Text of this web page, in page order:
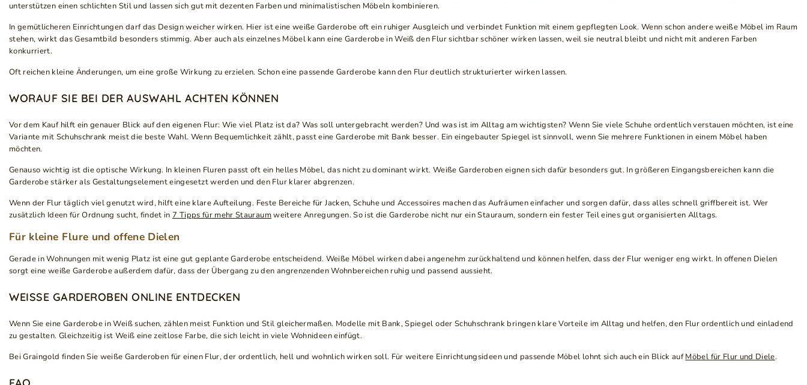
unterstützen einen schlichten Stil und lassen sich gut mit dezenten Farben und minimalistischen Möbeln kombinieren.
In gemütlicheren Einrichtungen darf das Design weicher wirken. Hier ist eine weiße Garderobe oft ein ruhiger Ausgleich und verbindet Funktion mit einem gepflegten Look. Wenn schon andere weiße Möbel im Raum
stehen, wirkt das Gesamtbild besonders stimmig. Aber auch als einzelnes Möbel kann eine Garderobe in Weiß den Flur sichtbar schöner wirken lassen, weil sie neutral bleibt und nicht mit anderen Farben
konkurriert.
Oft reichen kleine Änderungen, um eine große Wirkung zu erzielen. Schon eine passende Garderobe kann den Flur deutlich strukturierter wirken lassen.
WORAUF SIE BEI DER AUSWAHL ACHTEN KÖNNEN
Vor dem Kauf hilft ein genauer Blick auf den eigenen Flur: Wie viel Platz ist da? Was soll untergebracht werden? Und was ist im Alltag am wichtigsten? Wenn Sie viele Schuhe ordentlich verstauen möchten, ist eine
Variante mit Schuhschrank meist die beste Wahl. Wenn Bequemlichkeit zählt, passt eine Garderobe mit Bank besser. Ein eingebauter Spiegel ist sinnvoll, wenn Sie mehrere Funktionen in einem Möbel haben
möchten.
Genauso wichtig ist die optische Wirkung. In kleinen Fluren passt oft ein helles Möbel, das nicht zu dominant wirkt. Weiße Garderoben eignen sich dafür besonders gut. In größeren Eingangsbereichen kann die
Garderobe stärker als Gestaltungselement eingesetzt werden und den Flur klarer abgrenzen.
Wenn der Flur täglich viel genutzt wird, hilft eine klare Aufteilung. Feste Bereiche für Jacken, Schuhe und Accessoires machen das Aufräumen einfacher und sorgen dafür, dass alles schnell griffbereit ist. Wer
zusätzlich Ideen für Ordnung sucht, findet in7 Tipps für mehr Stauraumweitere Anregungen. So ist die Garderobe nicht nur ein Stauraum, sondern ein fester Teil eines gut organisierten Alltags.
Für kleine Flure und offene Dielen
Gerade in Wohnungen mit wenig Platz ist eine gut geplante Garderobe entscheidend. Weiße Möbel wirken dabei angenehm zurückhaltend und können helfen, dass der Flur weniger eng wirkt. In offenen Dielen
sorgt eine weiße Garderobe außerdem dafür, dass der Übergang zu den angrenzenden Wohnbereichen ruhig und passend aussieht.
WEISSE GARDEROBEN ONLINE ENTDECKEN
Wenn Sie eine Garderobe in Weiß suchen, zählen meist Funktion und Stil gleichermaßen. Modelle mit Bank, Spiegel oder Schuhschrank bringen klare Vorteile im Alltag und helfen, den Flur ordentlich und einladend
zu gestalten. Gleichzeitig ist Weiß eine zeitlose Farbe, die sich leicht in viele Wohnideen einfügt.
Bei Graingold finden Sie weiße Garderoben für einen Flur, der ordentlich, hell und wohnlich wirken soll. Für weitere Einrichtungsideen und passende Möbel lohnt sich auch ein Blick aufMöbel für Flur und Diele.